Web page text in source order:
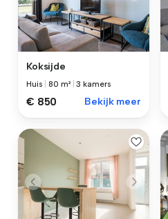
Koksijde
Huis |80 m² |3 kamers
€ 850 Bekijk meer